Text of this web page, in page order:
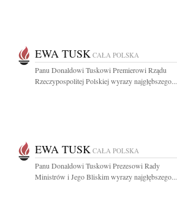
EWA TUSK CAŁA POLSKA
Panu Donaldowi Tuskowi Premierowi Rządu
Rzeczypospolitej Polskiej wyrazy najgłębszego...
EWA TUSK CAŁA POLSKA
Panu Donaldowi Tuskowi Prezesowi Rady
Ministrów i Jego Bliskim wyrazy najgłębszego...